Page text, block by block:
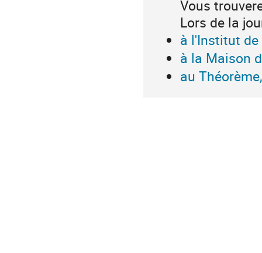
Vous
Lors de la
à l'Institut de
à la Maison
au